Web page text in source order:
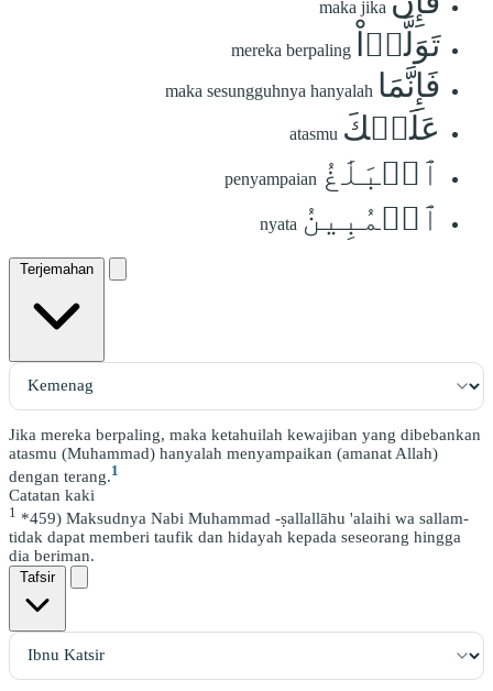
maka jika
تَوَلَّوۡاْ mereka berpaling
فَإِنَّمَا maka sesungguhnya hanyalah
عَلَيۡكَ atasmu
ٱلۡبَلَٰغُ penyampaian
ٱلۡمُبِينُ nyata
Terjemahan
Jika mereka berpaling, maka ketahuilah kewajiban yang dibebankan
atasmu (Muhammad) hanyalah menyampaikan (amanat Allah)
dengan terang.1
Catatan kaki
1 *459) Maksudnya Nabi Muhammad -ṣallallāhu 'alaihi wa sallam-
tidak dapat memberi taufik dan hidayah kepada seseorang hingga
dia beriman.
Tafsir